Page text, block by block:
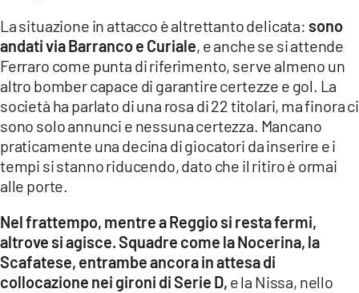
La situazione in attacco è altrettanto delicata: sono
andati via Barranco e Curiale, e anche se si attende
Ferraro come punta di riferimento, serve almeno un
altro bomber capace di garantire certezze e gol. La
società ha parlato di una rosa di 22 titolari, ma finora ci
sono solo annunci e nessuna certezza. Mancano
praticamente una decina di giocatori da inserire e i
tempi si stanno riducendo, dato che il ritiro è ormai
alle porte.
Nel frattempo, mentre a Reggio si resta fermi,
altrove si agisce. Squadre come la Nocerina, la
Scafatese, entrambe ancora in attesa di
collocazione nei gironi di Serie D, e la Nissa, nello